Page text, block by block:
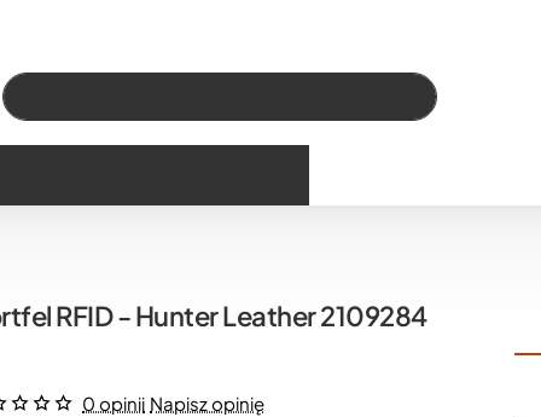
Szukaj…
RFID - Hunter Leather 2109284
0 opinii Napisz opinię